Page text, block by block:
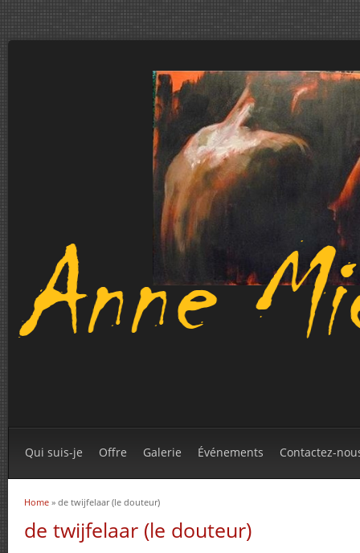
Qui suis-je Offre Galerie Événements Contactez-
You are here
Home » de twijfelaar (le douteur)
de twijfelaar (le douteur)